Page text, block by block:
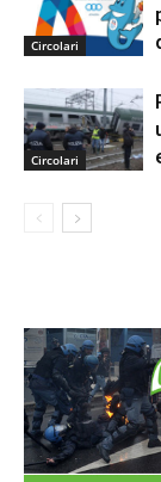
Circolari
Circolari